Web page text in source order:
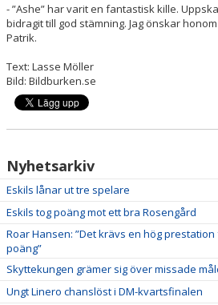
- ”Ashe” har varit en fantastisk kille.
bidragit till god stämning. Jag önskar
Patrik.
Text: Lasse Möller
Bild: Bildburken.se
Nyhetsarkiv
Eskils lånar ut tre spelare
Eskils tog poäng mot ett bra Rosengård
Roar Hansen: ”Det krävs en hög
poäng”
Skyttekungen grämer sig över missade
Ungt Linero chanslöst i DM-kvartsfinalen